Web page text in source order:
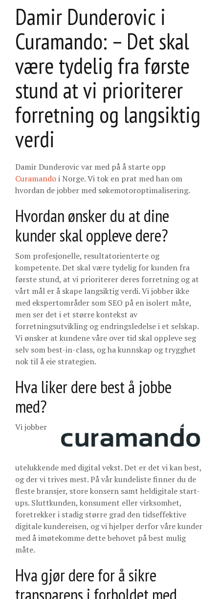
Damir Dunderovic i
Curamando: – Det skal
være tydelig fra første
stund at vi prioriterer
forretning og langsiktig
verdi
Damir Dunderovic var med på å starte opp
Curamandoi Norge. Vi tok en prat med han om
hvordan de jobber med søkemotoroptimalisering.
Hvordan ønsker du at dine
kunder skal oppleve dere?
Som profesjonelle, resultatorienterte og
kompetente. Det skal være tydelig for kunden fra
første stund, at vi prioriterer deres forretning og at
vårt mål er å skape langsiktig verdi. Vi jobber ikke
med ekspertområder som SEO på en isolert måte,
men ser det i et større kontekst av
forretningsutvikling og endringsledelse i et selskap.
Vi ønsker at kundene våre over tid skal oppleve seg
selv som best-in-class, og ha kunnskap og trygghet
nok til å eie strategien.
Hva liker dere best å jobbe
med?
Vi jobber
utelukkende med digital vekst. Det er det vi kan best,
og der vi trives mest. På vår kundeliste finner du de
fleste bransjer, store konsern samt heldigitale start-
ups. Sluttkunden, konsument eller virksomhet,
foretrekker i stadig større grad den tidseffektive
digitale kundereisen, og vi hjelper derfor våre kunder
med å imøtekomme dette behovet på best mulig
måte.
Hva gjør dere for å sikre